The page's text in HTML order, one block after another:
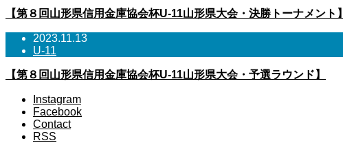
【第８回山形県信用金庫協会杯U-11山形県大会・決勝トーナメント】
2023.11.13
U-11
【第８回山形県信用金庫協会杯U-11山形県大会・予選ラウンド】
Instagram
Facebook
Contact
RSS